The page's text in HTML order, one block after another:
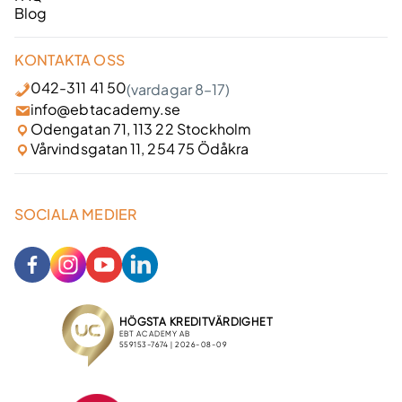
Blog
KONTAKTA OSS
042-311 41 50(vardagar 8–17)
info@ebtacademy.se
Odengatan 71, 113 22 Stockholm
Vårvindsgatan 11, 254 75 Ödåkra
SOCIALA MEDIER